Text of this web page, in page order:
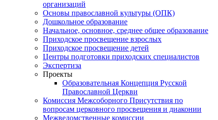
организаций
Основы православной культуры (ОПК)
Дошкольное образование
Начальное, основное, среднее общее образование
Приходское просвещение взрослых
Приходское просвещение детей
Центры подготовки приходских специалистов
Экспертиза
Проекты
Образовательная Концепция Русской
Православной Церкви
Комиссия Межсоборного Присутствия по
вопросам церковного просвещения и диаконии
Межведомственные комиссии